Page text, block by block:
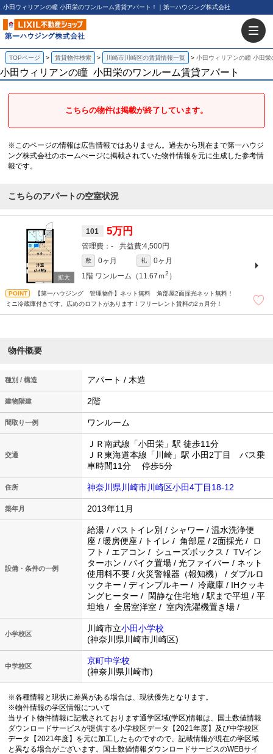
小田ウィリアンの瞳 小田栄のワンルーム賃貸アパート！｜第一ハウジング株式会社
TOPページ 賃貸物件検索 川崎市川崎区の賃貸情報一覧 小田ウィリアンの瞳 小田
小田ウィリアンの瞳 小田栄のワンルーム賃貸アパート
こちらの物件は掲載が終了しています。
※このページの情報は広告情報ではありません。過去から現在まで第一ハウジ
ング株式会社のホームぺージに掲載されていた物件情報を元に生成した参考情
報です。
こちらのアパートの空室状況
101 5万円
- 4,500円
敷 0ヶ月 礼
0ヶ月
1階 ワンルーム（11.67ｍ2 ）
【第一ハウジング 管理物件】ネット無料 角部屋2面採光ネット無料！
ミニ冷蔵庫付きです。広めのロフトがあります！フリーレント賃料の2ヵ月分！
物件概要
種別 / 構造 アパート / 木造
建物階建 2階
間取り一例 ワンルーム
交通
ＪＲ南武線「小田栄」駅 徒歩11分
ＪＲ東海道本線「川崎」駅 小田2丁目 バス乗
車時間11分 停歩5分
住所 神奈川県川崎市川崎区小田4丁目18-12
築年月 2013年11月
設備・条件の一例
給湯 / バストイレ別 / シャワー / 温水洗浄便
座 / 暖房便座 / トイレ / 角部屋 / 2面採光 / ロ
フト / エアコン / シューズボックス / TVイン
ターホン / バイク置場 / 光ファイバー / ネット
使用料不要 / 火災警報器（報知機） / ダブルロ
ックキー / ディンプルキー / 冷蔵庫 / IHクッキ
ングヒーター / 閑静な住宅地 / 駅まで平坦 / 平
坦地 / 全居室洋室 / 室内洗濯機置き場 /
小学校区
川崎市立小田小学校
(神奈川県川崎市川崎区)
中学校区
京町中学校
(神奈川県川崎市)
※各種情報と現状に差異がある場合は、現状優先となります。
※物件情報の学区情報について
当サイト物件情報に記載されております通学区域(学区)情報は、国土数値情報
ダウンロードサービスが提供する小学校区データ【2021年度】及び中学校区
データ【2021年度】を元に加工したものですので、記載情報が現在の学区域
と異なる場合がございます。国土数値情報ダウンロードサービスのWEBサイ